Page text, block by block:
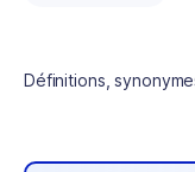
Définitions,